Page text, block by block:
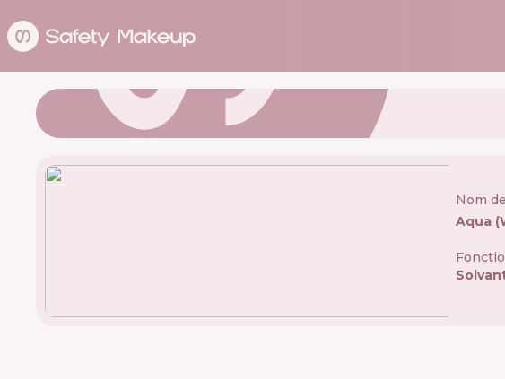
Nom
Aqua